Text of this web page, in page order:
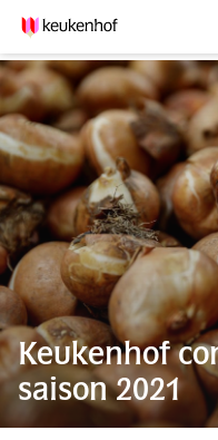
Home
Foire aux questions
Contact
Keukenhof
saison 2021